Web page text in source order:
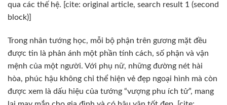
qua các thế hệ. [cite: original article, search result 1 (second
block)]
Trong nhân tướng học, mỗi bộ phận trên gương mặt đều
được tin là phản ánh một phần tính cách, số phận và vận
mệnh của một người. Với phụ nữ, những đường nét hài
hòa, phúc hậu không chỉ thể hiện vẻ đẹp ngoại hình mà còn
được xem là dấu hiệu của tướng “vượng phu ích tử”, mang